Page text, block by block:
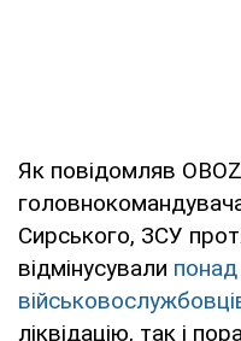
Як повідомляв
Сирського, ЗСУ
відмінусували понад
ліквідацію, так і